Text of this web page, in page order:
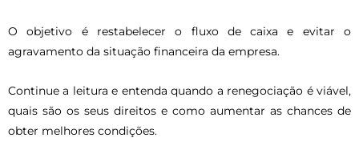
O objetivo é restabelecer o fluxo de caixa e evitar o
agravamento da situação financeira da empresa.
Continue a leitura e entenda quando a renegociação é viável,
quais são os seus direitos e como aumentar as chances de
obter melhores condições.